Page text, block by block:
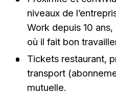
niveaux de
Work depuis 10
où il fait bon
Tickets restaurant,
transport
mutuelle.